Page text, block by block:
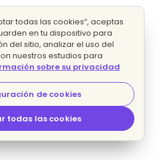
todas las cookies”, aceptas
en tu dispositivo para
del sitio, analizar el uso del
nuestros estudios para
sobre su privacidad
de cookies
todas las cookies